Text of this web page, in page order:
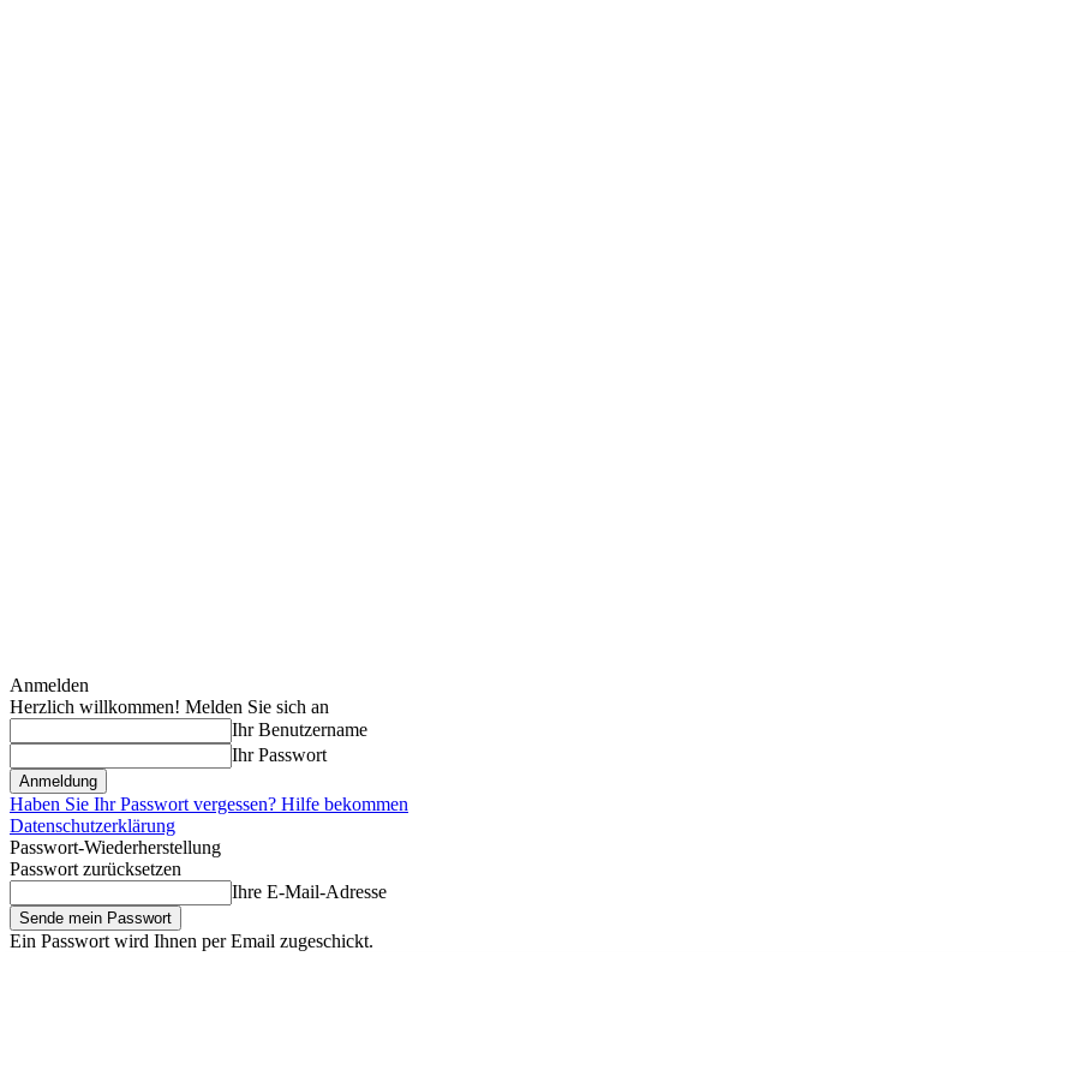
Anmelden
Herzlich willkommen! Melden Sie sich an
Ihr Benutzername
Ihr Passwort
Haben Sie Ihr Passwort vergessen? Hilfe bekommen
Datenschutzerklärung
Passwort-Wiederherstellung
Passwort zurücksetzen
Ihre E-Mail-Adresse
Ein Passwort wird Ihnen per Email zugeschickt.